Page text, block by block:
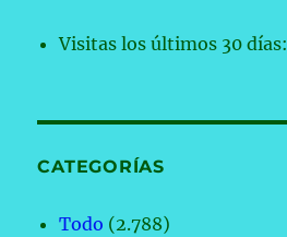
Visitas los últimos 30 días:
CATEGORÍAS
Todo (2.788)